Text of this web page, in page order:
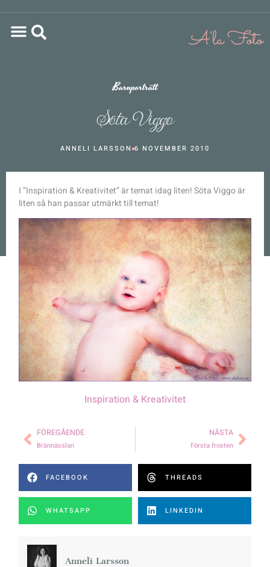
Barnporträtt
Söta Viggo
ANNELI LARSSON 6 NOVEMBER 2010
I ”Inspiration & Kreativitet” är temat idag liten! Söta Viggo är
liten så han passar utmärkt till temat!
Inspiration & Kreativitet
FÖREGÅENDE
Brännässlan
NÄSTA
Första frosten
FACEBOOK THREADS
WHATSAPP LINKEDIN
Anneli Larsson